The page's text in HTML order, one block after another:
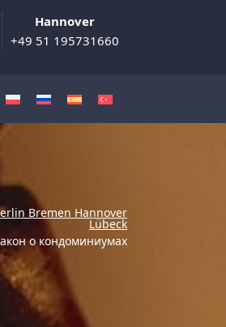
Hannover
+49 51 195731660
Bremen Hannover
Lübeck
о кондоминиумах